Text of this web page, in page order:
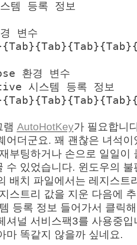
템 등록 정보
변수
환경 변수
시스템 등록 정보
램 AutoHotKey가 필요합니
어더군요. 꽤 괜찮은 녀석
부팅하거나 손으로 일일이
수 있었습니다. 윈도우의
배치 파일에서는 레지스트
스트리 값을 지운 다음에
등록 정보 들어가서 클릭
셔널 서비스팩3를 사용중
마 똑같지 않을까 싶네요.